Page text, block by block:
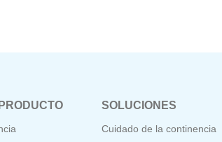
SOLUCIONES
Cuidado de la continencia